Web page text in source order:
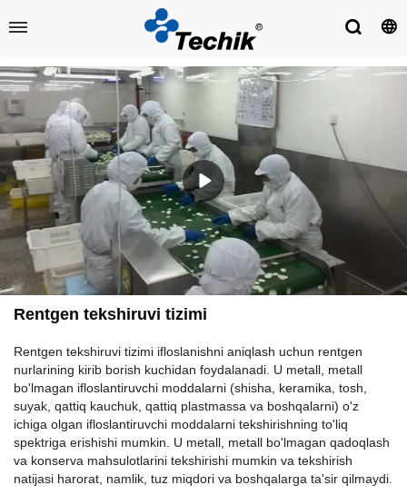
Rentgen tekshiruvi tizimi
Rentgen tekshiruvi tizimi ifloslanishni aniqlash uchun rentgen
nurlarining kirib borish kuchidan foydalanadi. U metall, metall
bo'lmagan ifloslantiruvchi moddalarni (shisha, keramika, tosh,
suyak, qattiq kauchuk, qattiq plastmassa va boshqalarni) o'z
ichiga olgan ifloslantiruvchi moddalarni tekshirishning to'liq
spektriga erishishi mumkin. U metall, metall bo'lmagan qadoqlash
va konserva mahsulotlarini tekshirishi mumkin va tekshirish
natijasi harorat, namlik, tuz miqdori va boshqalarga ta'sir qilmaydi.